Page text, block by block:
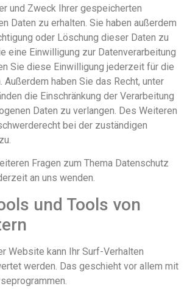
und Zweck Ihrer gespeicherten
Daten zu erhalten. Sie haben außerdem
oder Löschung dieser Daten zu
eine Einwilligung zur Datenverarbeitung
Sie diese Einwilligung jederzeit für die
Außerdem haben Sie das Recht, unter
die Einschränkung der Verarbeitung
Daten zu verlangen. Des Weiteren
bei der zuständigen
Fragen zum Thema Datenschutz
an uns wenden.
und Tools von
Website kann Ihr Surf-Verhalten
werden. Das geschieht vor allem mit